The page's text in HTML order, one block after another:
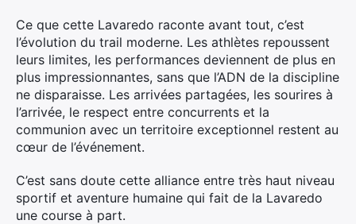
Ce que cette Lavaredo raconte avant tout, c’est
l’évolution du trail moderne. Les athlètes repoussent
leurs limites, les performances deviennent de plus en
plus impressionnantes, sans que l’ADN de la discipline
ne disparaisse. Les arrivées partagées, les sourires à
l’arrivée, le respect entre concurrents et la
communion avec un territoire exceptionnel restent au
cœur de l’événement.
C’est sans doute cette alliance entre très haut niveau
sportif et aventure humaine qui fait de la Lavaredo
une course à part.